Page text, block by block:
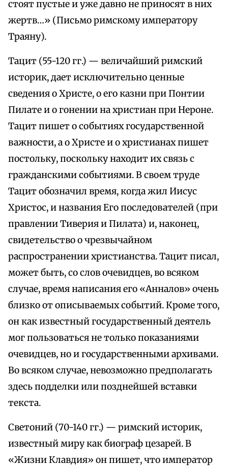
стоят пустые и уже давно не приносят в них
жертв…» (Письмо римскому императору
Траяну).
Тацит (55-120 гг.) — величайший римский
историк, дает исключительно ценные
сведения о Христе, о его казни при Понтии
Пилате и о гонении на христиан при Нероне.
Тацит пишет о событиях государственной
важности, а о Христе и о христианах пишет
постольку, поскольку находит их связь с
гражданскими событиями. В своем труде
Тацит обозначил время, когда жил Иисус
Христос, и названия Его последователей (при
правлении Тиверия и Пилата) и, наконец,
свидетельство о чрезвычайном
распространении христианства. Тацит писал,
может быть, со слов очевидцев, во всяком
случае, время написания его «Анналов» очень
близко от описываемых событий. Кроме того,
он как известный государственный деятель
мог пользоваться не только показаниями
очевидцев, но и государственными архивами.
Во всяком случае, невозможно предполагать
здесь подделки или позднейшей вставки
текста.
Светоний (70-140 гг.) — римский историк,
известный миру как биограф цезарей. В
«Жизни Клавдия» он пишет, что император